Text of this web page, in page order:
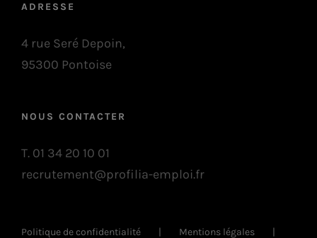
ADRESSE
4 rue Seré Depoin,
95300 Pontoise
NOUS CONTACTER
T. 01 34 20 10 01
recrutement@profilia-emploi.fr
Politique de confidentialité Mentions légales